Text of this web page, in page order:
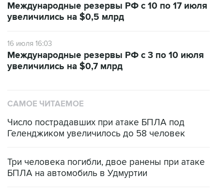
Международные резервы РФ с 10 по 17 июля
увеличились на $0,5 млрд
16 июля 16:03
Международные резервы РФ с 3 по 10 июля
увеличились на $0,7 млрд
САМОЕ ЧИТАЕМОЕ
Число пострадавших при атаке БПЛА под
Геленджиком увеличилось до 58 человек
Три человека погибли, двое ранены при атаке
БПЛА на автомобиль в Удмуртии